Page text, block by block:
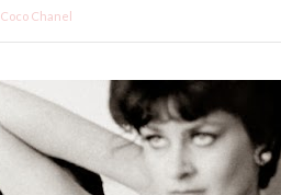
Coco Chanel